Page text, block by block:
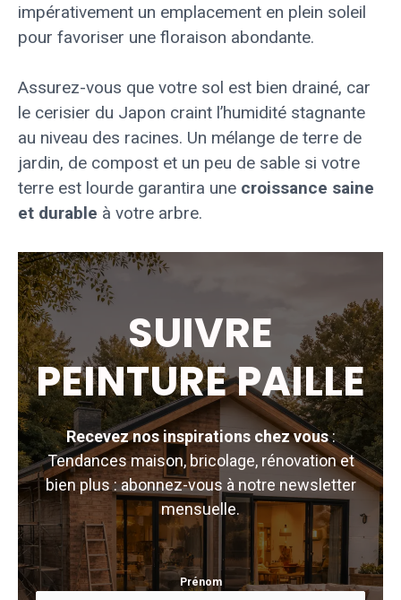
impérativement un emplacement en plein soleil
pour favoriser une floraison abondante.
Assurez-vous que votre sol est bien drainé, car
le cerisier du Japon craint l’humidité stagnante
au niveau des racines. Un mélange de terre de
jardin, de compost et un peu de sable si votre
terre est lourde garantira une croissance saine
et durable à votre arbre.
SUIVRE
PEINTURE PAILLE
Recevez nos inspirations chez vous:
Tendances maison, bricolage, rénovation et
bien plus : abonnez-vous à notre newsletter
mensuelle.
Prénom